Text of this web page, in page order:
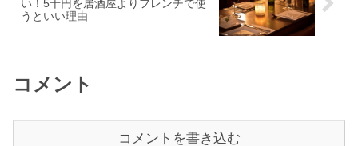
い！5千円を居酒屋よりフレンチで使
うといい理由
コメント
コメントを書き込む